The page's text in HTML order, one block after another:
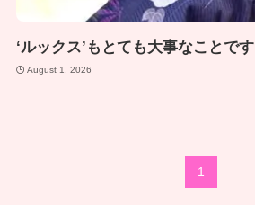
‘ルックス’もとても大事なことです
August 1, 2026
1